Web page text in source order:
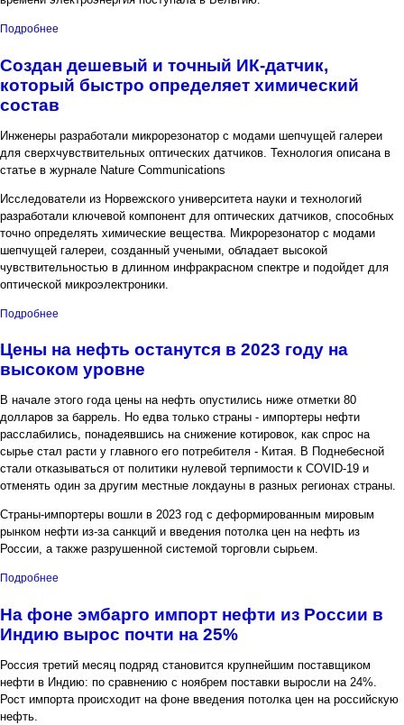
Подробнее
Создан дешевый и точный ИК-датчик,
который быстро определяет химический
состав
Инженеры разработали микрорезонатор с модами шепчущей галереи
для сверхчувствительных оптических датчиков. Технология описана в
статье в журнале Nature Communications
Исследователи из Норвежского университета науки и технологий
разработали ключевой компонент для оптических датчиков, способных
точно определять химические вещества. Микрорезонатор с модами
шепчущей галереи, созданный учеными, обладает высокой
чувствительностью в длинном инфракрасном спектре и подойдет для
оптической микроэлектроники.
Подробнее
Цены на нефть останутся в 2023 году на
высоком уровне
В начале этого года цены на нефть опустились ниже отметки 80
долларов за баррель. Но едва только страны - импортеры нефти
расслабились, понадеявшись на снижение котировок, как спрос на
сырье стал расти у главного его потребителя - Китая. В Поднебесной
стали отказываться от политики нулевой терпимости к COVID-19 и
отменять один за другим местные локдауны в разных регионах страны.
Страны-импортеры вошли в 2023 год с деформированным мировым
рынком нефти из-за санкций и введения потолка цен на нефть из
России, а также разрушенной системой торговли сырьем.
Подробнее
На фоне эмбарго импорт нефти из России в
Индию вырос почти на 25%
Россия третий месяц подряд становится крупнейшим поставщиком
нефти в Индию: по сравнению с ноябрем поставки выросли на 24%.
Рост импорта происходит на фоне введения потолка цен на российскую
нефть.